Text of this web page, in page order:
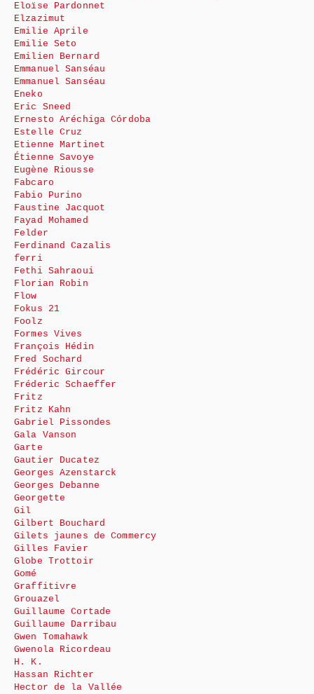
Eloïse Pardonnet
Elzazimut
Emilie Aprile
Emilie Seto
Emilien Bernard
Emmanuel Sanséau
Emmanuel Sanséau
Eneko
Eric Sneed
Ernesto Aréchiga Córdoba
Estelle Cruz
Etienne Martinet
Étienne Savoye
Eugène Riousse
Fabcaro
Fabio Purino
Faustine Jacquot
Fayad Mohamed
Felder
Ferdinand Cazalis
ferri
Fethi Sahraoui
Florian Robin
Flow
Fokus 21
Foolz
Formes Vives
François Hédin
Fred Sochard
Frédéric Gircour
Fréderic Schaeffer
Fritz
Fritz Kahn
Gabriel Pissondes
Gala Vanson
Garte
Gautier Ducatez
Georges Azenstarck
Georges Debanne
Georgette
Gil
Gilbert Bouchard
Gilets jaunes de Commercy
Gilles Favier
Globe Trottoir
Gomé
Graffitivre
Grouazel
Guillaume Cortade
Guillaume Darribau
Gwen Tomahawk
Gwenola Ricordeau
H. K.
Hassan Richter
Hector de la Vallée